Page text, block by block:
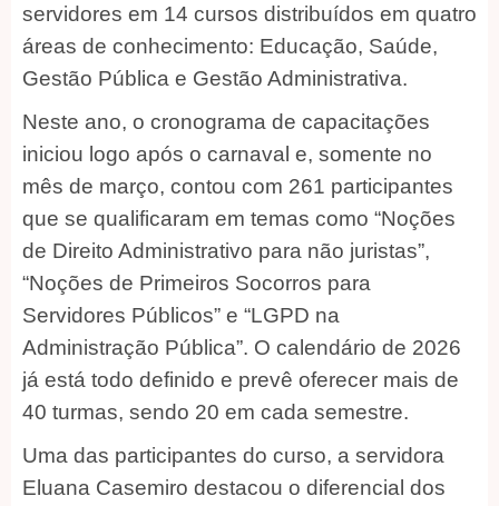
servidores em 14 cursos distribuídos em quatro
áreas de conhecimento: Educação, Saúde,
Gestão Pública e Gestão Administrativa.
Neste ano, o cronograma de capacitações
iniciou logo após o carnaval e, somente no
mês de março, contou com 261 participantes
que se qualificaram em temas como “Noções
de Direito Administrativo para não juristas”,
“Noções de Primeiros Socorros para
Servidores Públicos” e “LGPD na
Administração Pública”. O calendário de 2026
já está todo definido e prevê oferecer mais de
40 turmas, sendo 20 em cada semestre.
Uma das participantes do curso, a servidora
Eluana Casemiro destacou o diferencial dos